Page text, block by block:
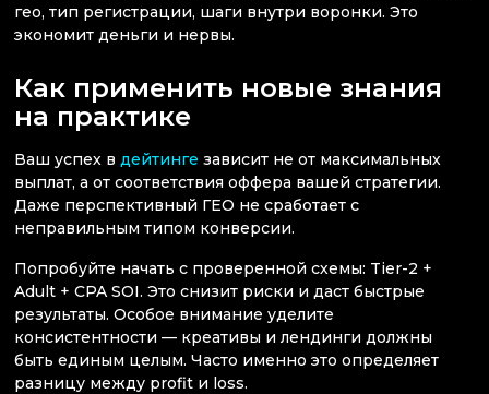
гео, тип регистрации, шаги внутри воронки. Это
экономит деньги и нервы.
Как применить новые знания
на практике
Ваш успех в дейтинге зависит не от максимальных
выплат, а от соответствия оффера вашей стратегии.
Даже перспективный ГЕО не сработает с
неправильным типом конверсии.
Попробуйте начать с проверенной схемы: Tier-2 +
Adult + CPA SOI. Это снизит риски и даст быстрые
результаты. Особое внимание уделите
консистентности — креативы и лендинги должны
быть единым целым. Часто именно это определяет
разницу между profit и loss.